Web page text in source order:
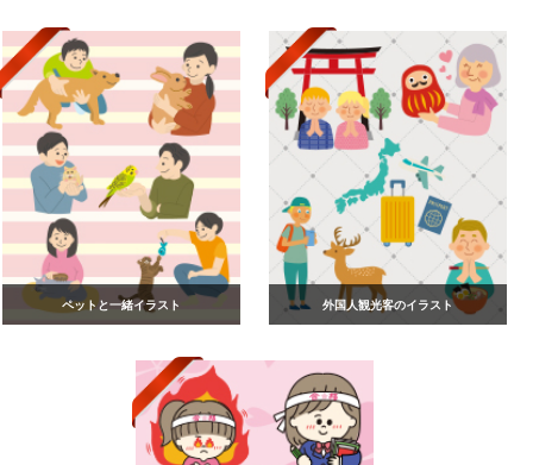
ペットと一緒イラスト 外国人観光客のイラスト